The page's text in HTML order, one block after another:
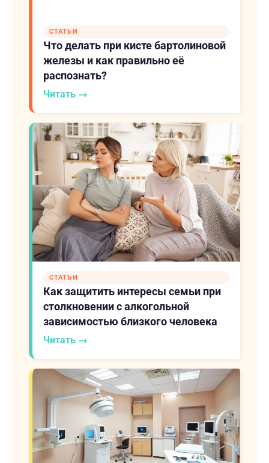
СТАТЬИ
Что делать при кисте бартолиновой
железы и как правильно её
распознать?
Читать →
СТАТЬИ
Как защитить интересы семьи при
столкновении с алкогольной
зависимостью близкого человека
Читать →